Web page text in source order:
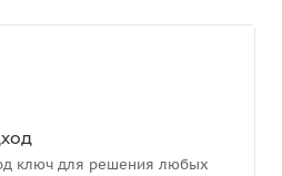
ключ для решения любых